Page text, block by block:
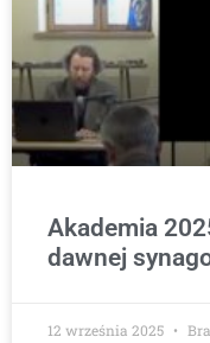
Akademia
dawnej
12 września 2025